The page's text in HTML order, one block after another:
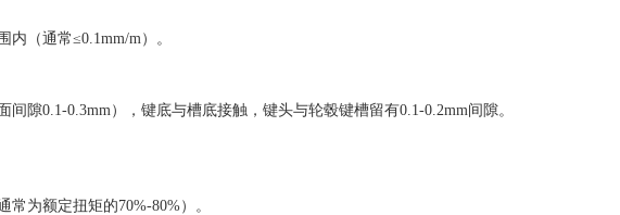
（通常≤0.1mm/m）。
隙0.1-0.3mm），键底与槽底接触，键头与轮毂键槽留有0.1-0.2mm间隙。
为额定扭矩的70%-80%）。